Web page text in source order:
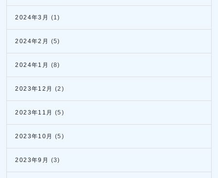
2024年3月 (1)
2024年2月 (5)
2024年1月 (8)
2023年12月 (2)
2023年11月 (5)
2023年10月 (5)
2023年9月 (3)